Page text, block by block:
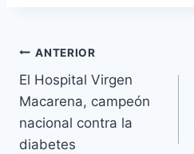
Navegación
de
entradas
ANTERIOR
El Hospital Virgen
Macarena, campeón
nacional contra la
diabetes